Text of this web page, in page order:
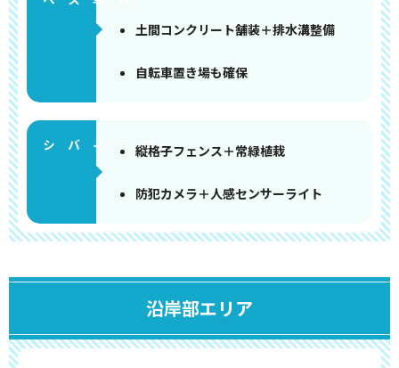
土間コンクリート舗装＋排水溝整備
自転車置き場も確保
縦格子フェンス＋常緑植栽
防犯カメラ＋人感センサーライト
沿岸部エリア